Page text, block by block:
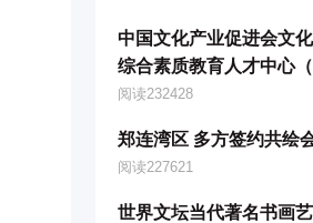
中国文化产业促进会⽂
综合素质教育人才中心
心）、青少年综合素质
阅读232428
郑连湾区 多方签约共绘
阅读227621
世界文坛当代著名书画